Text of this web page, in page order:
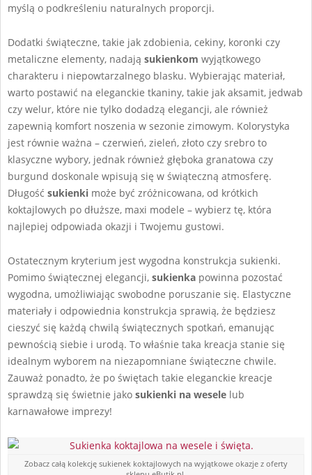
myślą o podkreśleniu naturalnych proporcji.
Dodatki świąteczne, takie jak zdobienia, cekiny, koronki czy
metaliczne elementy, nadają sukienkom wyjątkowego
charakteru i niepowtarzalnego blasku. Wybierając materiał,
warto postawić na eleganckie tkaniny, takie jak aksamit, jedwab
czy welur, które nie tylko dodadzą elegancji, ale również
zapewnią komfort noszenia w sezonie zimowym. Kolorystyka
jest równie ważna – czerwień, zieleń, złoto czy srebro to
klasyczne wybory, jednak również głęboka granatowa czy
burgund doskonale wpisują się w świąteczną atmosferę.
Długość sukienki może być zróżnicowana, od krótkich
koktajlowych po dłuższe, maxi modele – wybierz tę, która
najlepiej odpowiada okazji i Twojemu gustowi.
Ostatecznym kryterium jest wygodna konstrukcja sukienki.
Pomimo świątecznej elegancji, sukienka powinna pozostać
wygodna, umożliwiając swobodne poruszanie się. Elastyczne
materiały i odpowiednia konstrukcja sprawią, że będziesz
cieszyć się każdą chwilą świątecznych spotkań, emanując
pewnością siebie i urodą. To właśnie taka kreacja stanie się
idealnym wyborem na niezapomniane świąteczne chwile.
Zauważ ponadto, że po świętach takie eleganckie kreacje
sprawdzą się świetnie jako sukienki na wesele lub
karnawałowe imprezy!
Zobacz całą kolekcję sukienek koktajlowych na wyjątkowe okazje z oferty